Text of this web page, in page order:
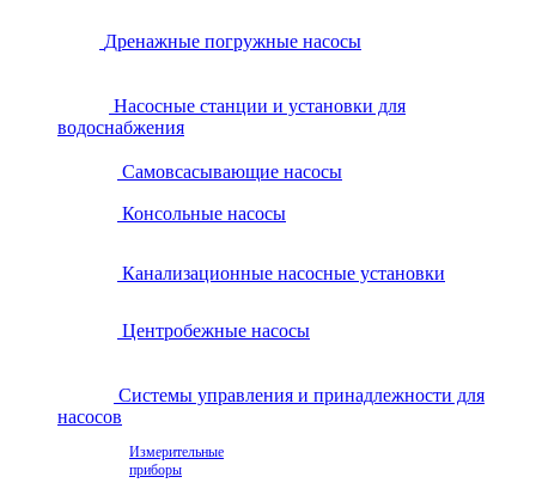
Дренажные погружные насосы
Насосные станции и установки для
водоснабжения
Самовсасывающие насосы
Консольные насосы
Канализационные насосные установки
Центробежные насосы
Системы управления и принадлежности для
насосов
Измерительные
приборы